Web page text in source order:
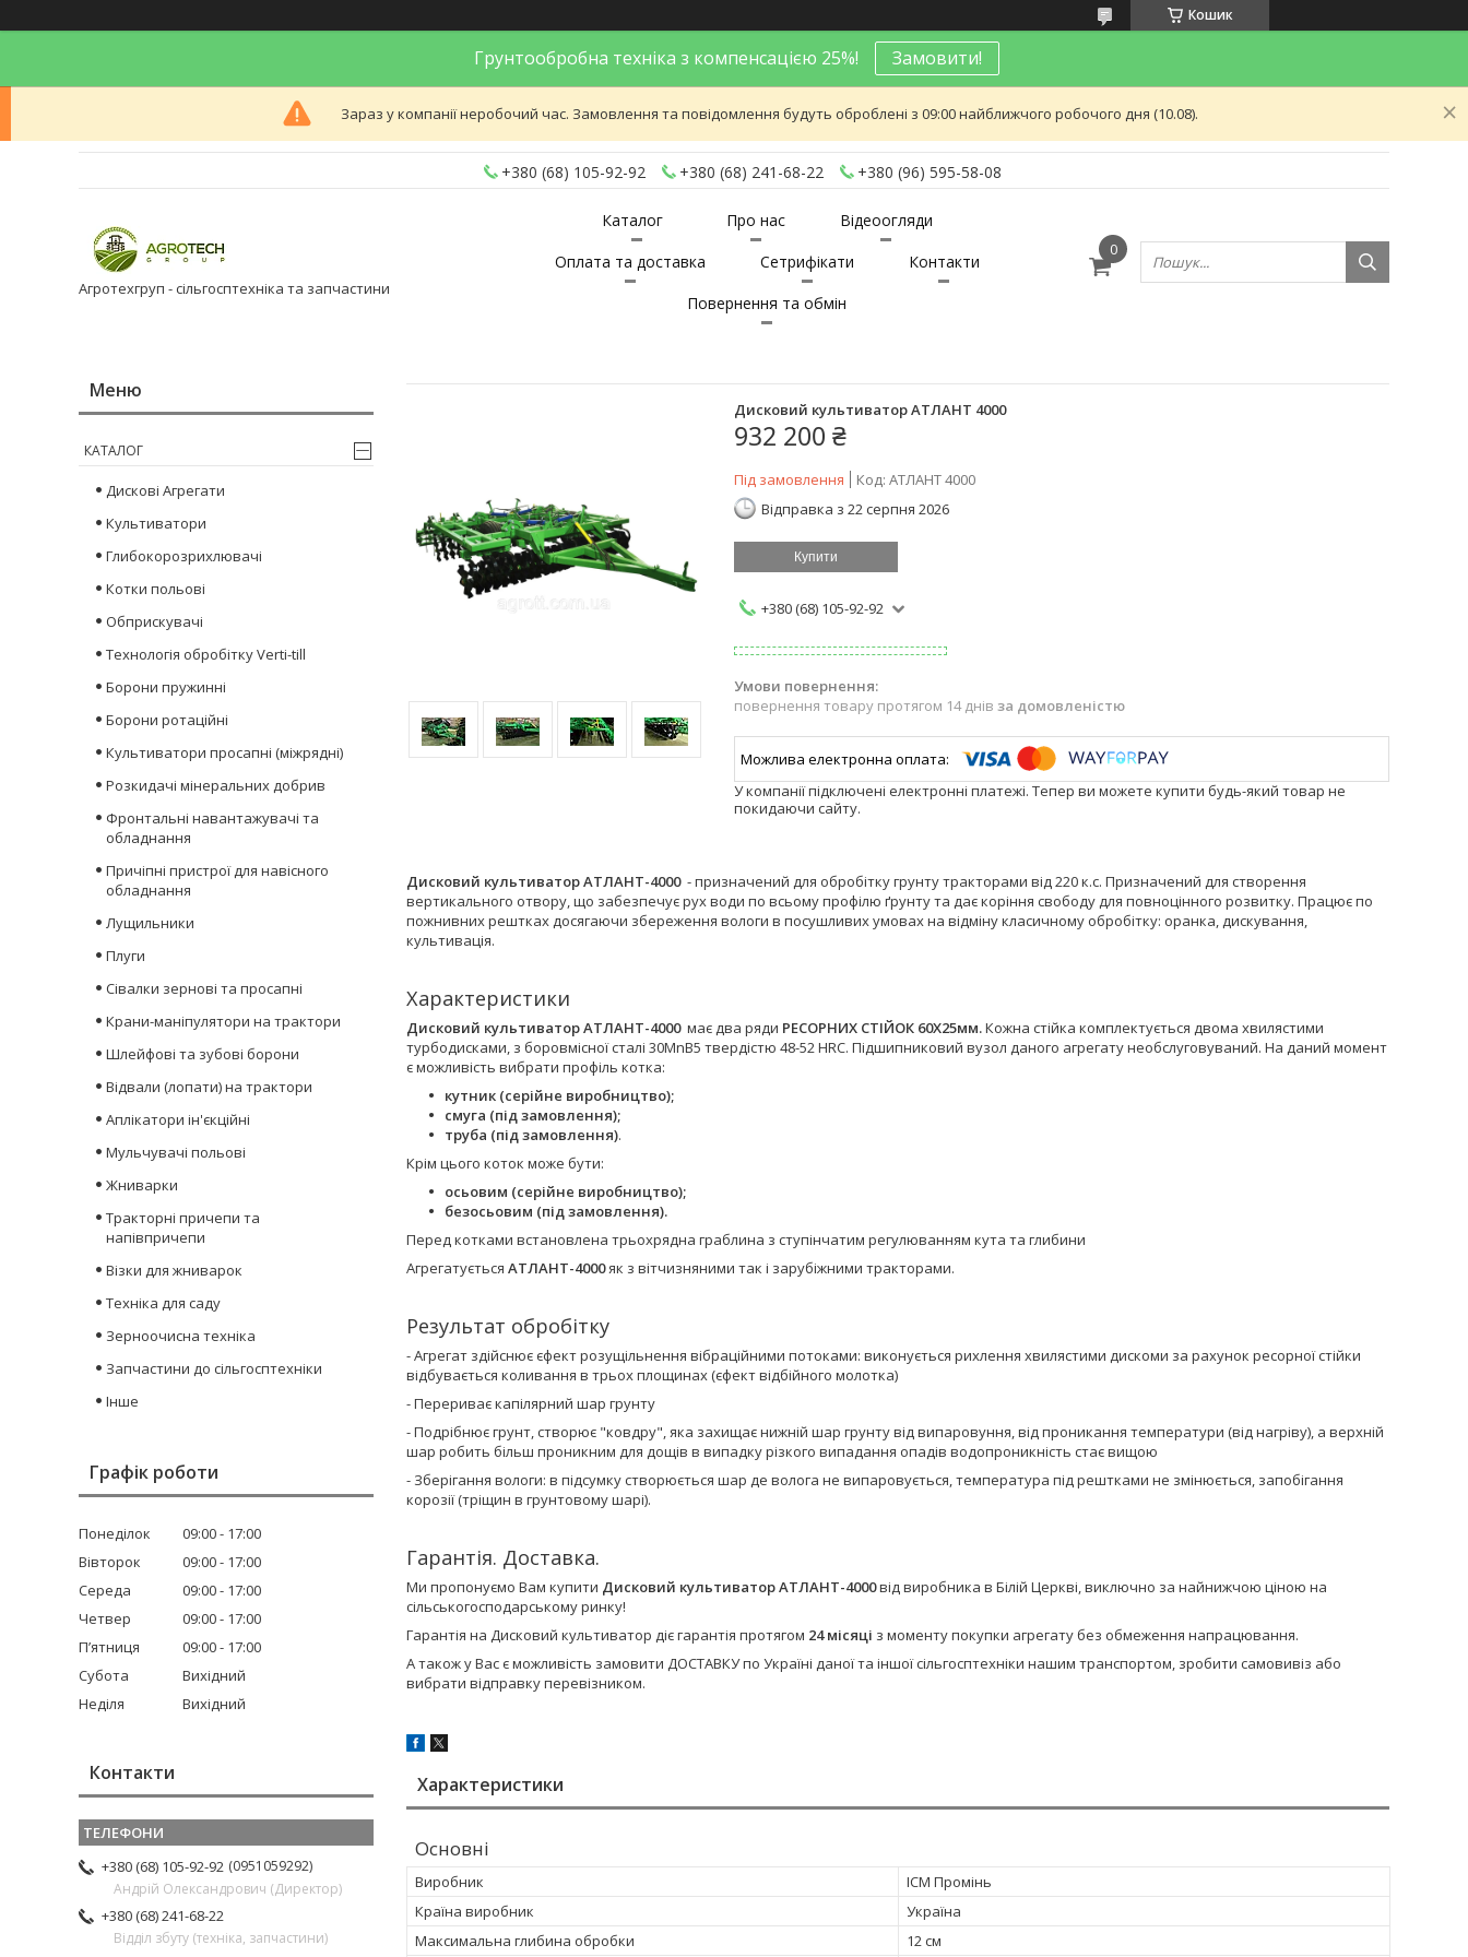
Кошик
Грунтообробна техніка з компенсацією 25%! Замовити!
Зараз у компанії неробочий час. Замовлення та повідомлення будуть оброблені з 09:00 найближчого робочого дня (10.08).
+380 (68) 105-92-92 +380 (68) 241-68-22 +380 (96) 595-58-08
Агротехгруп - сільгосптехніка та запчастини
Каталог Про нас
Відеоогляди
Оплата та доставка
Сетрифікати
Контакти
Повернення та обмін
Дисковий культиватор АТЛАНТ 4000
932 200 ₴
Під замовлення Код: АТЛАНТ 4000
Відправка з 22 серпня 2026
Купити
+380 (68) 105-92-92
повернення товару протягом 14 днів за домовленістю
У компанії підключені електронні платежі. Тепер ви можете купити будь-який товар не
покидаючи сайту.
Дисковий культиватор АТЛАНТ-4000- призначений для обробітку грунту тракторами від 220 к.с. Призначений для створення
вертикального отвору, що забезпечує рух води по всьому профілю ґрунту та дає коріння свободу для повноцінного розвитку. Працює по
пожнивних рештках досягаючи збереження вологи в посушливих умовах на відміну класичному обробітку: оранка, дискування,
культивація.
Характеристики
Дисковий культиватор АТЛАНТ-4000 має два ряди РЕСОРНИХ СТІЙОК 60Х25мм.Кожна стійка комплектується двома хвилястими
турбодисками, з боровмісної сталі 30MnB5 твердістю 48-52 HRC. Підшипниковий вузол даного агрегату необслуговуваний. На даний момент
є можливість вибрати профіль котка:
кутник (серійне виробництво);
смуга (під замовлення);
труба (під замовлення).
Крім цього коток може бути:
осьовим (серійне виробництво);
безосьовим (під замовлення).
Перед котками встановлена трьохрядна граблина з ступінчатим регулюванням кута та глибини
Агрегатується АТЛАНТ-4000як з вітчизняними так і зарубіжними тракторами.
Результат обробітку
- Агрегат здійснює єфект розущільнення вібраційними потоками: виконується рихлення хвилястими дискоми за рахунок ресорної стійки
відбувається коливання в трьох площинах (єфект відбійного молотка)
- Перериває капілярний шар грунту
- Подрібнює грунт, створює "ковдру", яка захищає нижній шар грунту від випаровуння, від проникання температури (від нагріву), а верхній
шар робить більш проникним для дощів в випадку різкого випадання опадів водопроникність стає вищою
- Зберігання вологи: в підсумку створюється шар де волога не випаровується, температура під рештками не змінюється, запобігання
корозії (тріщин в грунтовому шарі).
Гарантія. Доставка.
Ми пропонуємо Вам купити Дисковий культиватор АТЛАНТ-4000від виробника в Білій Церкві, виключно за найнижчою ціною на
сільськогосподарському ринку!
Гарантія на Дисковий культиватор діє гарантія протягом 24 місяці з моменту покупки агрегату без обмеження напрацювання.
А також у Вас є можливість замовити ДОСТАВКУ по Україні даної та іншої сільгосптехніки нашим транспортом, зробити самовивіз або
вибрати відправку перевізником.
Характеристики
Основні
Виробник
ІСМ Промінь
Країна виробник
Україна
Максимальна глибина обробки
12 см
КАТАЛОГ
Дискові Агрегати
Культиватори
Глибокорозрихлювачі
Котки польові
Обприскувачі
Технологія обробітку Verti-till
Борони пружинні
Борони ротаційні
Культиватори просапні (міжрядні)
Розкидачі мінеральних добрив
Фронтальні навантажувачі та
обладнання
Причіпні пристрої для навісного
обладнання
Лущильники
Плуги
Сівалки зернові та просапні
Крани-маніпулятори на трактори
Шлейфові та зубові борони
Відвали (лопати) на трактори
Аплікатори ін'єкційні
Мульчувачі польові
Жниварки
Тракторні причепи та
напівпричепи
Візки для жниварок
Техніка для саду
Зерноочисна техніка
Запчастини до сільгосптехніки
Інше
Графік роботи
Понеділок 09:00
17:00
Вівторок
09:00
17:00
Середа
09:00
17:00
Четвер
09:00
17:00
Пʼятниця
09:00
17:00
Субота
Вихідний
Неділя
Вихідний
Контакти
+380 (68) 105-92-92 0951059292
Андрій Олександрович (Директор)
+380 (68) 241-68-22
Відділ збуту (техніка, запчастини)